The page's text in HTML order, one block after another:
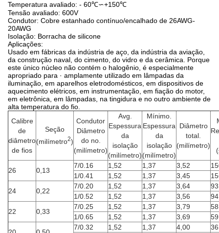
Temperatura avaliado: - 60℃∽+150℃
Tensão avaliado: 600V
Condutor: Cobre estanhado contínuo/encalhado de 26AWG-
20AWG
Isolação: Borracha de silicone
Aplicações:
Usado em fábricas da indústria de aço, da indústria da aviação,
da construção naval, do cimento, do vidro e da cerâmica. Porque
este único núcleo não contém o halogênio, é especialmente
apropriado para · amplamente utilizado em lâmpadas da
iluminação, em aparelhos eletrodomésticos, em dispositivos de
aquecimento elétricos, em instrumentação, em fiação do motor,
em eletrônica, em lâmpadas, na tingidura e no outro ambiente de
alta temperatura do fio.
Calibre
de
diâmetro
de fios
Seção
(milímetro2)
Condutor
Diâmetro
do no.
(milímetro)
Avg.
Espessura
da
isolação
(milímetro)
Mínimo.
Espessura
da
isolação
(milímetro)
Diâmetro
total.
(milímetro)
26 0,13
7/0.16 1,52 1,37 3,52
1/0.41
1,52 1,37 3,45
24
0,22
7/0.20 1,52 1,37 3,64
1/0.52
1,52 1,37 3,56
22
0,33
7/0.25 1,52 1,37 3,79
1/0.65
1,52 1,37 3,69
7/0.32 1,52 1,37 4,00